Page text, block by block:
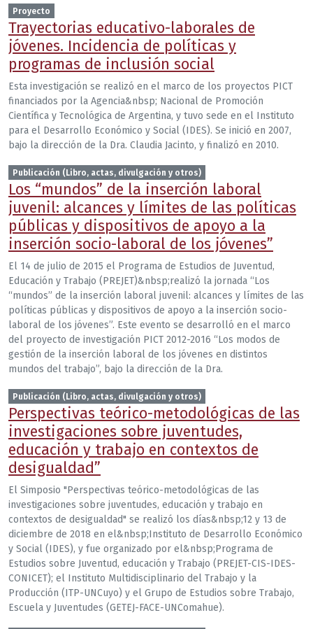
Proyecto
Trayectorias educativo-laborales de
jóvenes. Incidencia de políticas y
programas de inclusión social
Esta investigación se realizó en el marco de los proyectos PICT
financiados por la Agencia&nbsp; Nacional de Promoción
Científica y Tecnológica de Argentina, y tuvo sede en el Instituto
para el Desarrollo Económico y Social (IDES). Se inició en 2007,
bajo la dirección de la Dra. Claudia Jacinto, y finalizó en 2010.
Publicación (Libro, actas, divulgación y otros)
Los “mundos” de la inserción laboral
juvenil: alcances y límites de las políticas
públicas y dispositivos de apoyo a la
inserción socio-laboral de los jóvenes”
El 14 de julio de 2015 el Programa de Estudios de Juventud,
Educación y Trabajo (PREJET)&nbsp;realizó la jornada “Los
“mundos” de la inserción laboral juvenil: alcances y límites de las
políticas públicas y dispositivos de apoyo a la inserción socio-
laboral de los jóvenes”. Este evento se desarrolló en el marco
del proyecto de investigación PICT 2012-2016 “Los modos de
gestión de la inserción laboral de los jóvenes en distintos
mundos del trabajo”, bajo la dirección de la Dra.
Publicación (Libro, actas, divulgación y otros)
Perspectivas teórico-metodológicas de las
investigaciones sobre juventudes,
educación y trabajo en contextos de
desigualdad”
El Simposio "Perspectivas teórico-metodológicas de las
investigaciones sobre juventudes, educación y trabajo en
contextos de desigualdad" se realizó los días&nbsp;12 y 13 de
diciembre de 2018 en el&nbsp;Instituto de Desarrollo Económico
y Social (IDES), y fue organizado por el&nbsp;Programa de
Estudios sobre Juventud, educación y Trabajo (PREJET-CIS-IDES-
CONICET); el Instituto Multidisciplinario del Trabajo y la
Producción (ITP-UNCuyo) y el Grupo de Estudios sobre Trabajo,
Escuela y Juventudes (GETEJ-FACE-UNComahue).